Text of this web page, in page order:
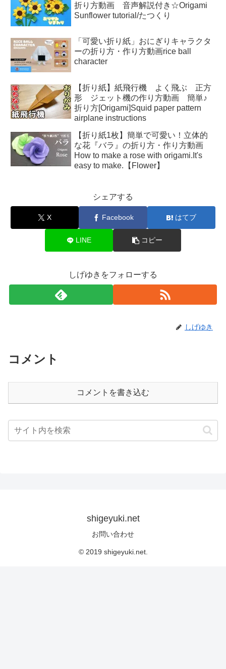
折り方動画 音声解説付き☆Origami
Sunflower tutorial/たつくり
「可愛い折り紙」おにぎりキャラクタ
ーの折り方・作り方動画rice ball
character
【折り紙】紙飛行機 よく飛ぶ 正方
形 ジェット機の作り方動画 簡単♪
折り方[Origami]Squid paper pattern
airplane instructions
【折り紙1枚】簡単で可愛い！立体的
な花『バラ』の折り方・作り方動画
How to make a rose with origami.It's
easy to make.【Flower】
シェアする
X Facebook はてブ
LINE コピー
しげゆきをフォローする
しげゆき
コメント
コメントを書き込む
shigeyuki.net
お問い合わせ
© 2019 shigeyuki.net.